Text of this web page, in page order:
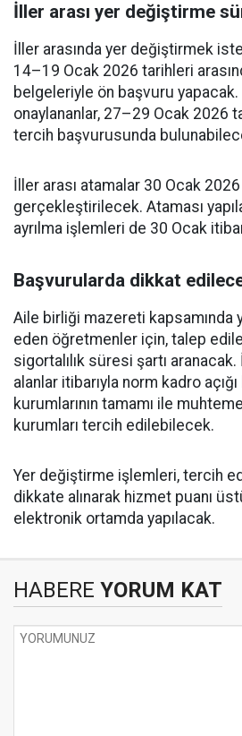
İller arası yer değiştirme
İller arasında yer değiştirmek
14–19 Ocak 2026 tarihleri
belgeleriyle ön başvuru
onaylananlar, 27–29 Ocak 2026
tercih başvurusunda
İller arası atamalar 30 Ocak
gerçekleştirilecek. Ataması
ayrılma işlemleri de 30 Ocak
Başvurularda dikkat
Aile birliği mazereti kapsamında
eden öğretmenler için, talep
sigortalılık süresi şartı
alanlar itibarıyla norm kadro
kurumlarının tamamı ile
kurumları tercih edilebilecek.
Yer değiştirme işlemleri, tercih
dikkate alınarak hizmet puanı
elektronik ortamda yapılacak.
HABERE YORUM KAT